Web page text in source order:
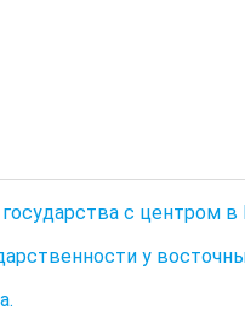
с центром в
у